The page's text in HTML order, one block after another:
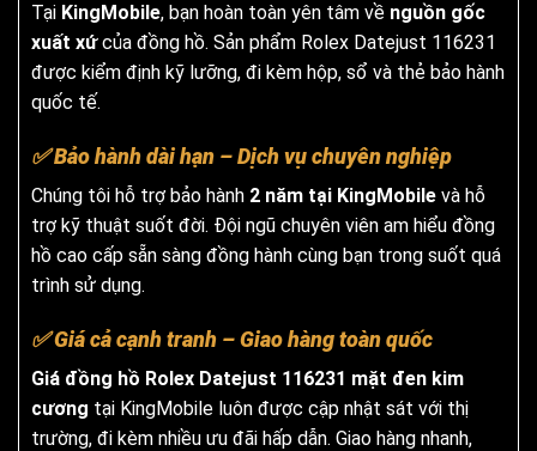
Tại KingMobile, bạn hoàn toàn yên tâm về nguồn gốc
xuất xứcủa đồng hồ. Sản phẩm Rolex Datejust 116231
được kiểm định kỹ lưỡng, đi kèm hộp, sổ và thẻ bảo hành
quốc tế.
✅ Bảo hành dài hạn – Dịch vụ chuyên nghiệp
Chúng tôi hỗ trợ bảo hành 2 năm tại KingMobile và hỗ
trợ kỹ thuật suốt đời. Đội ngũ chuyên viên am hiểu đồng
hồ cao cấp sẵn sàng đồng hành cùng bạn trong suốt quá
trình sử dụng.
✅ Giá cả cạnh tranh – Giao hàng toàn quốc
Giá đồng hồ Rolex Datejust 116231 mặt đen kim
cương tại KingMobile luôn được cập nhật sát với thị
trường, đi kèm nhiều ưu đãi hấp dẫn. Giao hàng nhanh,